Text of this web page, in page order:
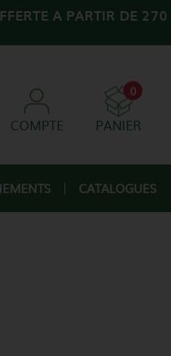
A PARTIR DE 270
COMPTE
0
PANIER
CATALOGUES